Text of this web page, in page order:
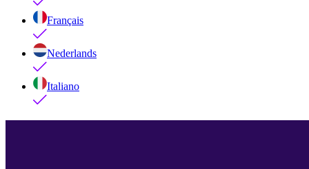
Français
Nederlands
Italiano